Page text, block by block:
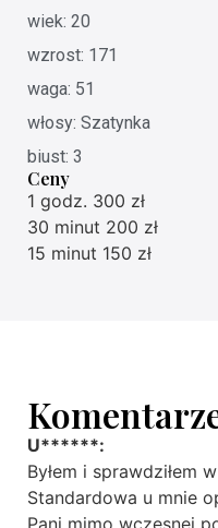
wiek: 20
wzrost: 171
waga: 51
włosy: Szatynka
biust: 3
Ceny
1 godz. 300 zł
30 minut 200 zł
15 minut 150 zł
U******:
Byłem i sprawdziłem
Standardowa u mnie